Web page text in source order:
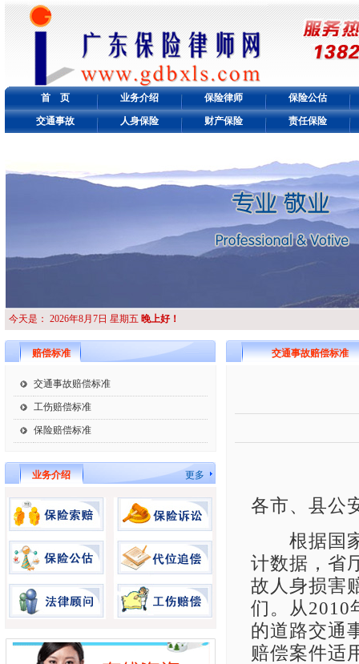
首 页 业务介绍 保险律师 保险公估
交通事故 人身保险 财产保险 责任保险
今天是： 2026年8月7日 星期五 晚上好！
赔偿标准
交通事故赔偿标准
工伤赔偿标准
保险赔偿标准
业务介绍 更多
交通事故赔偿标准
各市、县公
根据国家
计数据，省
故人身损害
们。从2010
的道路交通
赔偿案件适